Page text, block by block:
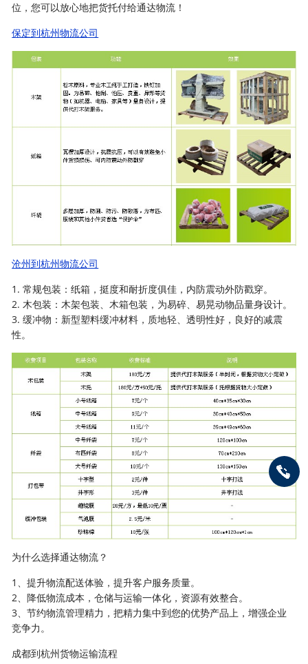
位，您可以放心地把货托付给通达物流！
保定到杭州物流公司
沧州到杭州物流公司
1. 常规包装：纸箱，挺度和耐折度俱佳，内防震动外防戳穿。
2. 木包装：木架包装、木箱包装，为易碎、易晃动物品量身设计。
3. 缓冲物：新型塑料缓冲材料，质地轻、透明性好，良好的减震
性。
为什么选择通达物流？
1、提升物流配送体验，提升客户服务质量。
2、降低物流成本，仓储与运输一体化，资源有效整合。
3、节约物流管理精力，把精力集中到您的优势产品上，增强企业
竞争力。
成都到杭州货物运输流程